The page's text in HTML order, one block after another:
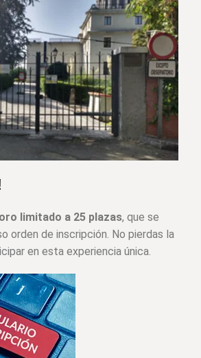
limitado a 25 plazas, que se
orden de inscripción. No pierdas la
en esta experiencia única.